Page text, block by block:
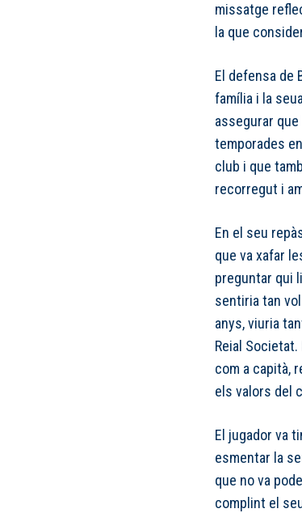
missatge
la que
El defensa de
família i la
assegurar
temporades
club i que
recorregut i
En el seu
que va xafar
preguntar qui
sentiria tan
anys, viuria
Reial
com a capità,
els valors del
El jugador va
esmentar la
que no va
complint el